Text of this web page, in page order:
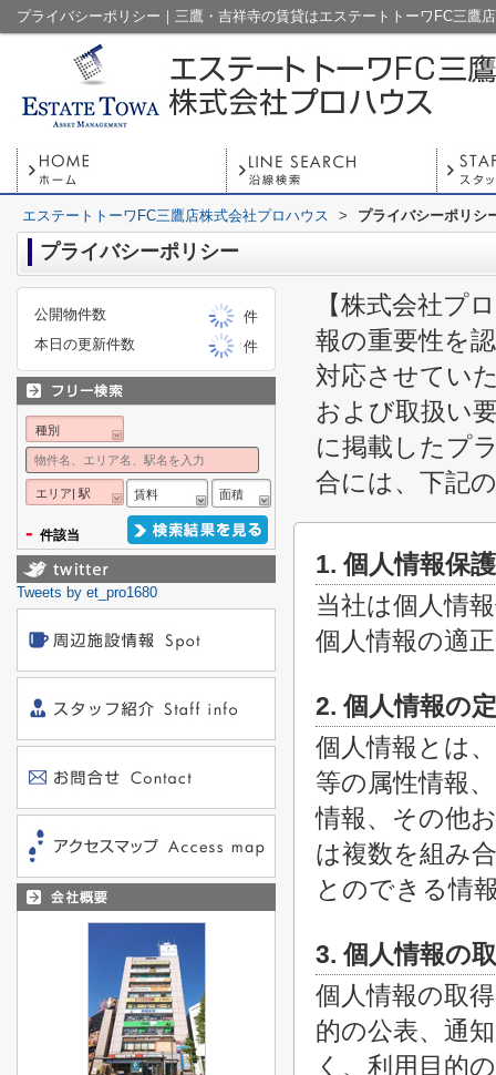
プライバシーポリシー｜三鷹・吉祥寺の賃貸はエステートトーワFC三鷹
エステートトーワFC三鷹店株式会社プロハウス > プライバシーポリシ
プライバシーポリシー
【株式会社プ
報の重要性を
対応させてい
および取扱い
に掲載したプ
合には、下記
1. 個人情報保
当社は個人情
個人情報の適
2. 個人情報の
個人情報とは
等の属性情報
情報、その他
は複数を組み
とのできる情
3. 個人情報の
個人情報の取
的の公表、通
く、利用目的
公開物件数
件
本日の更新件数
件
種別
エリア| 駅 賃料 面積
- 件該当
Tweets by et_pro1680